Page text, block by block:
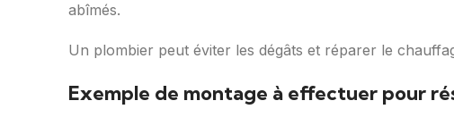
abîmés.
Un plombier peut éviter les dégâts et réparer le
Exemple de montage à effectuer pour